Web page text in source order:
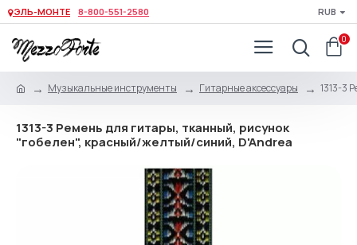
ЭЛЬ-МОНТЕ 8-800-551-2580 RUB
0
Музыкальные инструменты Гитарные аксессуары 1313-3
1313-3 Ремень для гитары, тканный, рисунок
"гобелен", красный/желтый/синий, D'Andrea